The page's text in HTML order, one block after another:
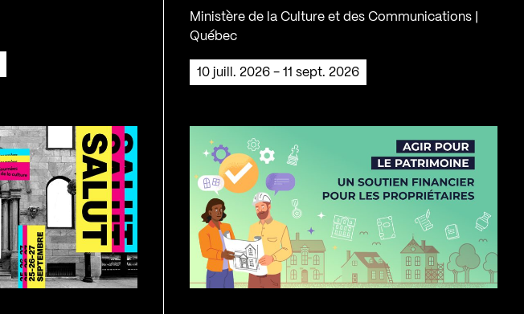
Ministère de la Culture et des Communications |
Québec
10 juill. 2026 - 11 sept. 2026